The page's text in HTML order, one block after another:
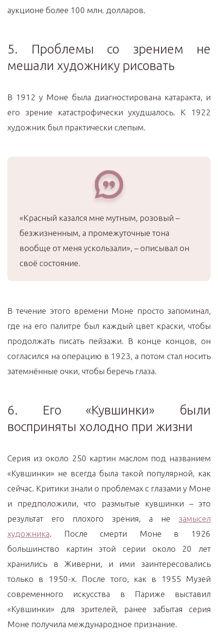
аукционе более 100 млн. долларов.
5. Проблемы со зрением не
мешали художнику рисовать
В 1912 у Моне была диагностирована катаракта, и
его зрение катастрофически ухудшалось. К 1922
художник был практически слепым.
«Красный казался мне мутным, розовый –
безжизненным, а промежуточные тона
вообще от меня ускользали», – описывал он
своё состояние.
В течение этого времени Моне просто запоминал,
где на его палитре был каждый цвет краски, чтобы
продолжать писать пейзажи. В конце концов, он
согласился на операцию в 1923, а потом стал носить
затемнённые очки, чтобы беречь глаза.
6. Его «Кувшинки» были
восприняты холодно при жизни
Серия из около 250 картин маслом под названием
«Кувшинки» не всегда была такой популярной, как
сейчас. Критики знали о проблемах с глазами у Моне
и предположили, что размытые кувшинки – это
результат его плохого зрения, а не замысел
художника. После смерти Моне в 1926
большинство картин этой серии около 20 лет
хранились в Живерни, и ими заинтересовались
только в 1950-х. После того, как в 1955 Музей
современного искусства в Париже выставил
«Кувшинки» для зрителей, ранее забытая серия
Моне получила международное признание.